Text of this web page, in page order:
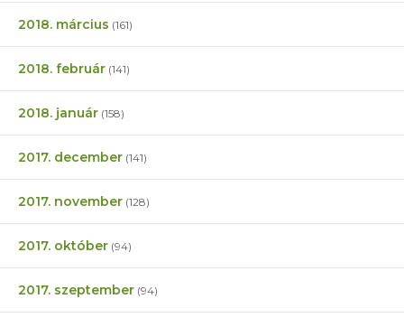
2018. március (161)
2018. február (141)
2018. január (158)
2017. december (141)
2017. november (128)
2017. október (94)
2017. szeptember (94)